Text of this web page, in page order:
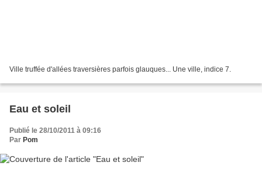
Ville truffée d'allées traversières parfois glauques... Une ville, indice 7.
Eau et soleil
Publié le 28/10/2011 à 09:16
Par Pom